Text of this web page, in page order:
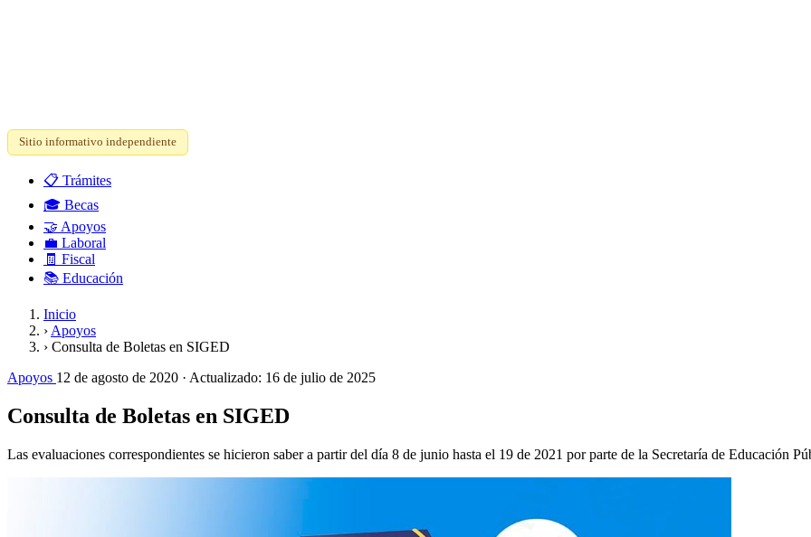
Sitio informativo independiente
📋 Trámites
🎓 Becas
🤝 Apoyos
💼 Laboral
🧾 Fiscal
📚 Educación
Inicio
› Apoyos
› Consulta de Boletas en SIGED
Apoyos 12 de agosto de 2020 · Actualizado: 16 de julio de 2025
Consulta de Boletas en SIGED
Las evaluaciones correspondientes se hicieron saber a partir del día 8 de junio hasta el 19 de 2021 por parte de la Secretaría de Educación